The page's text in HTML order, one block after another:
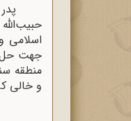
پدر
اسلامى
جهت حل
منطقه
و خالى